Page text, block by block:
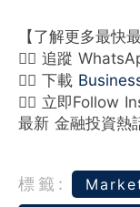
【了解更多最快
👉🏻 追蹤
👉🏻 下載
👉🏻 立即Follow
最新 金融投資熱
標籤: